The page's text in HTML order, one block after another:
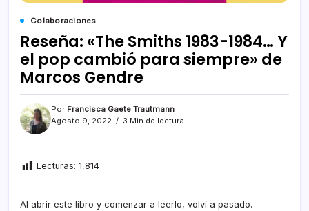
Colaboraciones
Reseña: «The Smiths 1983-1984… Y
el pop cambió para siempre» de
Marcos Gendre
Por Francisca Gaete Trautmann
Agosto 9, 2022
3 Min de lectura
Lecturas: 1,814
Al abrir este libro y comenzar a leerlo, volví a pasado.